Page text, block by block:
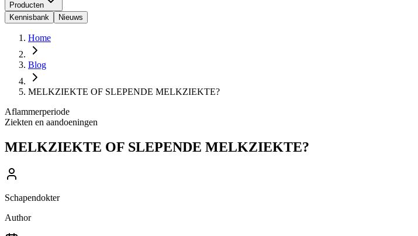
Producten
Kennisbank
Nieuws
Home
Blog
MELKZIEKTE OF SLEPENDE MELKZIEKTE?
Aflammerperiode
Ziekten en aandoeningen
MELKZIEKTE OF SLEPENDE MELKZIEKTE?
Schapendokter
Author